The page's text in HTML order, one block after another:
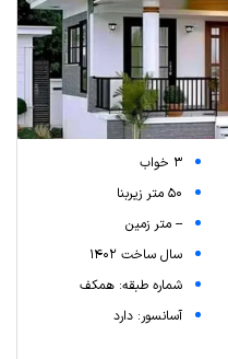
3 خواب
50 متر زیربنا
-- متر زمین
سال ساخت 1402
شماره طبقه: همکف
آسانسور: دارد